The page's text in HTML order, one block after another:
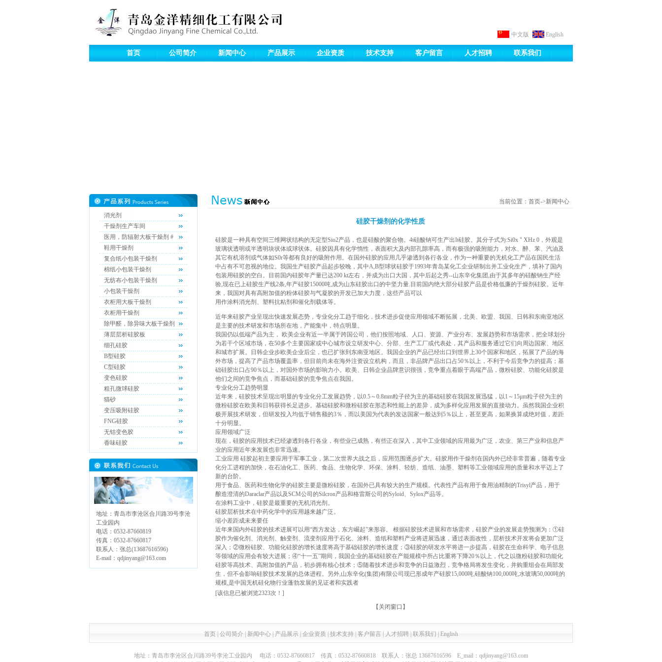
中文版 English
首页 公司简介 新闻中心 产品展示 企业资质 技术支持 客户留言 人才招聘 联系我们
消光剂
干燥剂生产车间
医用，防辐射大板干燥剂 #
鞋用干燥剂
复合纸小包装干燥剂
棉纸小包装干燥剂
无纺布小包装干燥剂
小包装干燥剂
衣柜用大板干燥剂
衣柜用干燥剂
除甲醛，除异味大板干燥剂
薄层层析硅胶板
细孔硅胶
B型硅胶
C型硅胶
变色硅胶
粗孔微球硅胶
猫砂
变压吸附硅胶
FNG硅胶
无钴变色胶
香味硅胶
地址：青岛市李沧区合川路39号李沧
工业园内
电话：0532-87660819
传真：0532-87660817
联系人：张总(13687616596)
E-mail：qdjinyang@163.com
当前位置：首页->新闻中心
硅胶干燥剂的化学性质
硅胶是一种具有空间三维网状结构的无定型Sio2产品，也是硅酸的聚合物。4t硅酸钠可生产出It硅胶。其分子式为:Si0x " XHz 0，外观是
玻璃状透明或半透明块状体或球状体。硅胶因具有化学惰性，表面积大及内部孔隙率高，而有极强的吸附能力，对水、醉、苯、汽油及
其它有机溶剂或气体如S0r等都有良好的吸附作用。在国外硅胶的应用几乎渗透到各行各业，作为一种重要的无机化工产品在国民生活
中占有不可忽视的地位。我国生产硅胶产品起步较晚，其中A,B型球状硅胶于1993年青岛某化工企业研制出并工业化生产，填补了国内
包装用硅胶的空白。目前国内硅胶年产量已达200 kt左右，并成为出口大国，其中后起之秀--山东辛化集团,由于其多年的硅酸钠生产经
验,现在已上硅胶生产线2条,年产硅胶15000吨,成为山东硅胶出口的中坚力量.目前国内绝大部分硅胶产品是价格低廉的于燥剂硅胶。近年
来，我国对具有高附加值的粉体硅胶与气凝胶的开发已加大力度，这些产品可以
用作涂料消光剂、塑料抗粘剂和催化剂载体等。
近年来硅胶产业呈现出快速发展态势，专业化分工趋于细化，技术进步促使应用领域不断拓展，北美、欧盟、我国、日韩和东南亚地区
是主要的技术研发和市场所在地，产能集中，特点明显。
我国仍以低端产品为主， 欧美企业有近一半属于跨国公司，他们按照地域、人口、资源、产业分布、发展趋势和市场需求，把全球划分
为若干个区域市场，在50多个主要国家或中心城市设立研发中心、分部、生产工厂或代表处，其产品和服务通过它们向周边国家、地区
和城市扩展。日韩企业步欧美企业后尘，也已扩张到东南亚地区。我国企业的产品已经出口到世界上30个国家和地区，拓展了产品的海
外市场，提高了产品市场覆盖率，但目前尚未在海外注资设立机构，而且，非品牌产品出口占50％以上，不利于今后竞争力的提高；基
础硅胶出口占90％以上，对国外市场的影响力小。欧美、日韩企业品牌意识很强，竞争重点着眼于高端产品，微粉硅胶、功能化硅胶是
他们之间的竞争焦点，而基础硅胶的竞争焦点在我国。
专业化分工趋势明显
近年来，硅胶技术呈现出明显的专业化分工发展趋势，以0.5～0.8mm粒子径为主的基础硅胶在我国发展迅猛，以1～15μm粒子径为主的
微粉硅胶在欧美和日韩获得长足进步。基础硅胶和微粉硅胶在形态和性能上的差异，成为多样化应用发展的直接动力。虽然我国企业积
极开展技术研发，但研发投入均低于销售额的3％，而以美国为代表的发达国家一般达到5％以上，甚至更高，如果换算成绝对值，差距
十分明显。
应用领域广泛
现在，硅胶的应用技术已经渗透到各行各业，有些业已成熟，有些正在深入，其中工业领域的应用最为广泛，农业、第三产业和信息产
业的应用近年来发展也非常迅速。
工业应用 硅胶起初主要应用于军事工业，第二次世界大战之后，应用范围逐步扩大。硅胶用作干燥剂在国内外已经非常普遍，随着专业
化分工进程的加快，在石油化工、医药、食品、生物化学、环保、涂料、轻纺、造纸、油墨、塑料等工业领域应用的质量和水平迈上了
新的台阶。
用于食品、医药和生物化学的硅胶主要是微粉硅胶，在国外已具有较大的生产规模。代表性产品有用于食用油精制的Trisyl产品，用于
酿造澄清的Daraclar产品以及SCM公司的Silcron产品和格雷斯公司的Syloid、Sylox产品等。
在涂料工业中，硅胶是最重要的无机消光剂。
硅胶层析技术在中药化学中的应用越来越广泛。
缩小差距成未来要任
近年来国内外硅胶的技术进展可以用“西方发达，东方崛起”来形容。 根据硅胶技术进展和市场需求，硅胶产业的发展走势预测为：①硅
胶作为催化剂、消光剂、触变剂、流变剂应用于石化、涂料、造纸和塑料产业将进展迅速，通过表面改性，层析技术开发将会更加广泛
深入；②微粉硅胶、功能化硅胶的增长速度将高于基础硅胶的增长速度；③硅胶的研发水平将进一步提高，硅胶在生命科学、电子信息
等领域的应用会有较大进展；④“十一五”期间，我国企业的基础硅胶在产能规模中所占比重将下降20％以上，代之以微粉硅胶和功能化
硅胶等高技术、高附加值的产品，初步拥有核心技术；⑤随着技术进步和竞争的日益激烈，竞争格局将发生变化，并购重组会在局部发
生，但不会影响硅胶技术发展的总体进程。另外,山东辛化(集团)有限公司现已形成年产硅胶15,000吨,硅酸钠100,000吨,水玻璃50,000吨的
规模,是中国无机硅化物行业蓬勃发展的见证者和实践者
[该信息已被浏览2323次！]
【 关闭窗口 】
首页 公司简介 新闻中心 产品展示 企业资质 技术支持 客户留言 人才招聘 联系我们 English
地址：青岛市李沧区合川路39号李沧工业园内 电话：0532-87660817 传真：0532-87660818 联系人：张总 13687616596 E_mail：qdjinyang@163.com